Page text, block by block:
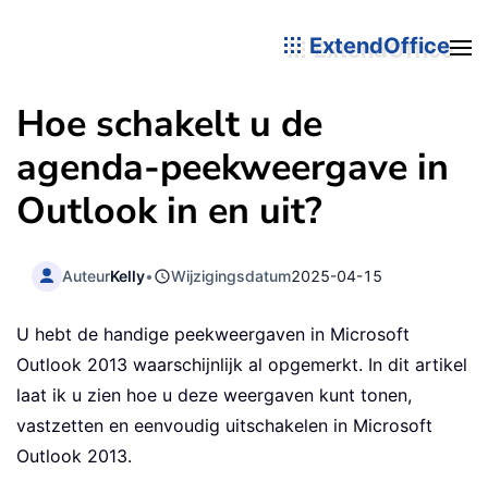
ExtendOffice
Hoe schakelt u de
agenda-peekweergave in
Outlook in en uit?
AuteurKelly• Wijzigingsdatum2025-04-15
U hebt de handige peekweergaven in Microsoft
Outlook 2013 waarschijnlijk al opgemerkt. In dit artikel
laat ik u zien hoe u deze weergaven kunt tonen,
vastzetten en eenvoudig uitschakelen in Microsoft
Outlook 2013.